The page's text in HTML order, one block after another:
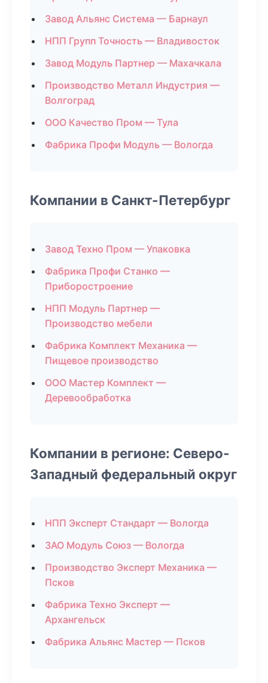
Завод Альянс Система — Барнаул
НПП Групп Точность — Владивосток
Завод Модуль Партнер — Махачкала
Производство Металл Индустрия —
Волгоград
ООО Качество Пром — Тула
Фабрика Профи Модуль — Вологда
Компании в Санкт-Петербург
Завод Техно Пром — Упаковка
Фабрика Профи Станко —
Приборостроение
НПП Модуль Партнер —
Производство мебели
Фабрика Комплект Механика —
Пищевое производство
ООО Мастер Комплект —
Деревообработка
Компании в регионе: Северо-
Западный федеральный округ
НПП Эксперт Стандарт — Вологда
ЗАО Модуль Союз — Вологда
Производство Эксперт Механика —
Псков
Фабрика Техно Эксперт —
Архангельск
Фабрика Альянс Мастер — Псков